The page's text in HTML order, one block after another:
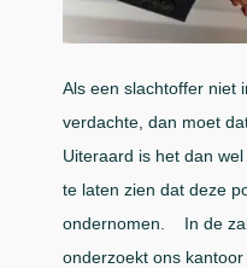
Als een slachtoffer niet
verdachte, dan moet
Uiteraard is het dan
te laten zien dat deze
ondernomen. In de
onderzoekt ons